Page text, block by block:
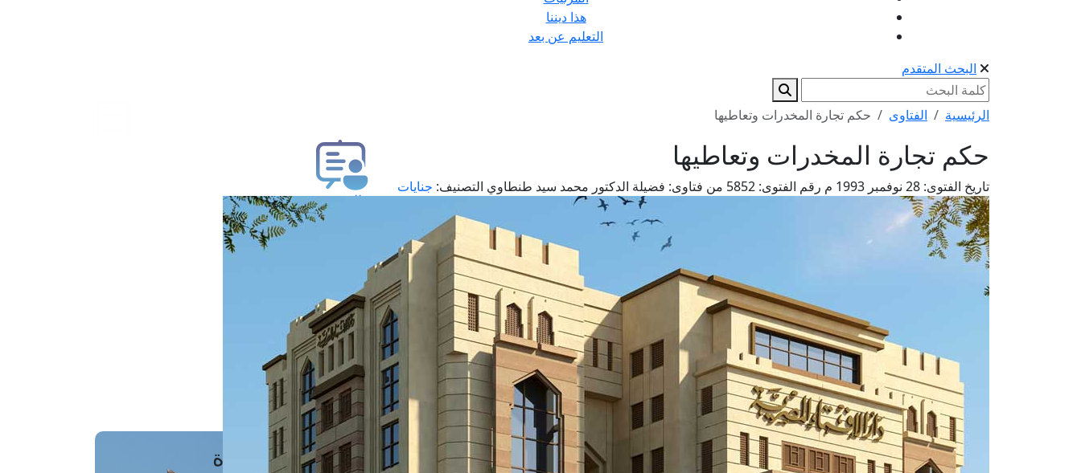
هذا ديننا
التعليم عن بعد
البحث المتقدم
الرئيسية الفتاوى حكم تجارة المخدرات وتعاطيها
حكم تجارة المخدرات وتعاطيها
تاريخ الفتوى: رقم الفتوى: من فتاوى: فضيلة الدكتور محمد سيد طنطاوي التصنيف: جنايات
طلب فتوى
استعلام عن فتوى
حجز موعد
الفتوى الهاتفية
مَواقِيتُ الصَّـــلاة